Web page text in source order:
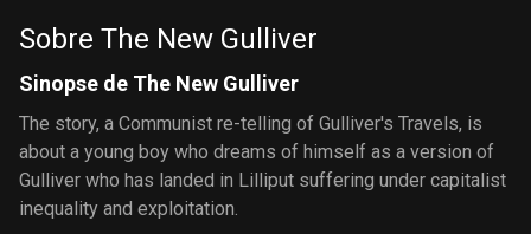
Sobre The New Gulliver
Sinopse de The New Gulliver
The story, a Communist re-telling of Gulliver's Travels, is
about a young boy who dreams of himself as a version of
Gulliver who has landed in Lilliput suffering under capitalist
inequality and exploitation.